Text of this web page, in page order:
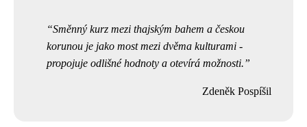
Směnný kurz mezi thajským bahem a českou
korunou je jako most mezi dvěma kulturami -
propojuje odlišné hodnoty a otevírá možnosti.
Zdeněk Pospíšil